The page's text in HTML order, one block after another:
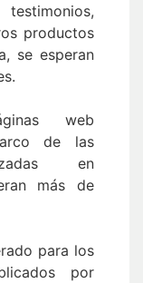
productos
se esperan
web
de las
en
más de
para los
por